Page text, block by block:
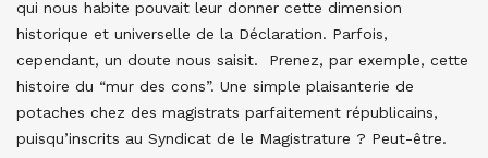
qui nous habite pouvait leur donner cette dimension
historique et universelle de la Déclaration. Parfois,
cependant, un doute nous saisit. Prenez, par exemple, cette
histoire du “mur des cons”. Une simple plaisanterie de
potaches chez des magistrats parfaitement républicains,
puisqu’inscrits au Syndicat de le Magistrature ? Peut-être.